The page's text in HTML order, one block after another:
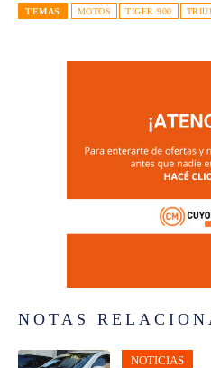
TEMAS MOTOS TIGER 900
NOTAS
NOTICIAS